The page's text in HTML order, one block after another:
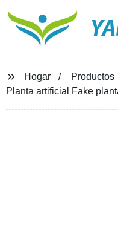
Hogar
Productos
Planta artificial Fake